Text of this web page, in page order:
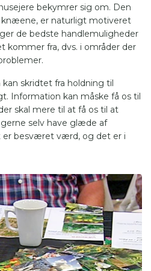
bekymrer sig om. Den
knæene, er naturligt motiveret
de bedste handlemuligheder
kommer fra, dvs. i områder der
kan skridtet fra holdning til
Information kan måske få os til
skal mere til at få os til at
selv have glæde af
er besværet værd, og det er i